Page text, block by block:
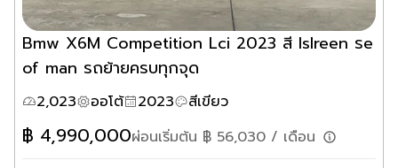
Bmw X6M Competition Lci 2023 สี lslreen รe
of man รถย้ายครบทุกจุด
2,023 ออโต้ 2023 สีเขียว
฿ 4,990,000ผ่อนเริ่มต้น ฿ 56,030 / เดือน